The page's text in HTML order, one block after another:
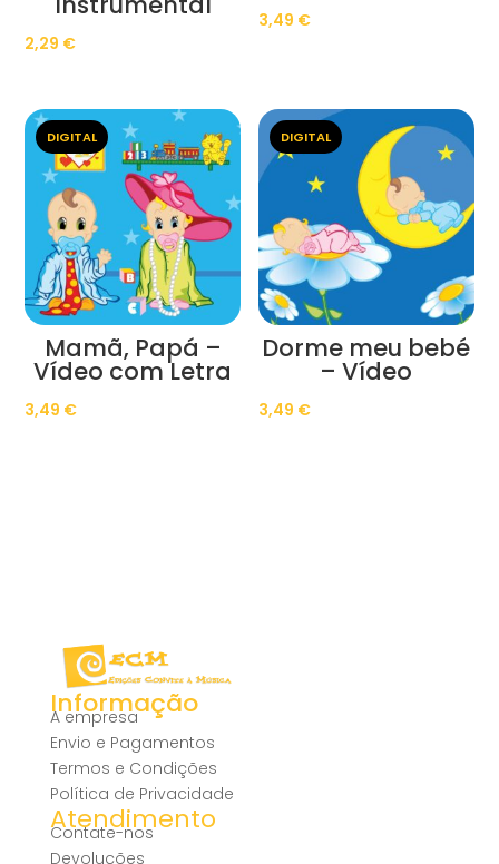
2,29 €
3,49 €
DIGITAL
Mamã, Papá –
Vídeo com Letra
3,49 €
DIGITAL
Dorme meu bebé
– Vídeo
3,49 €
Informação
A empresa
Envio e Pagamentos
Termos e Condições
Política de Privacidade
Atendimento
Contate-nos
Devoluções